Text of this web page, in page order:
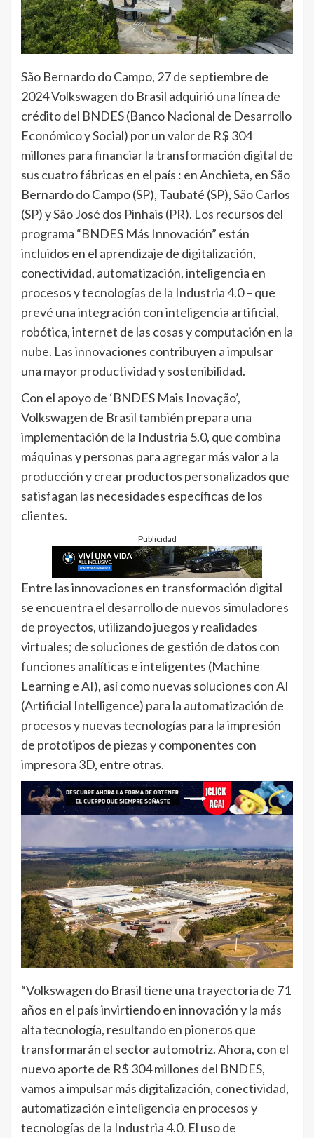
São Bernardo do Campo, 27 de septiembre de
2024 Volkswagen do Brasil adquirió una línea de
crédito del BNDES (Banco Nacional de Desarrollo
Económico y Social) por un valor de R$ 304
millones para financiar la transformación digital de
sus cuatro fábricas en el país : en Anchieta, en São
Bernardo do Campo (SP), Taubaté (SP), São Carlos
(SP) y São José dos Pinhais (PR). Los recursos del
programa “BNDES Más Innovación” están
incluidos en el aprendizaje de digitalización,
conectividad, automatización, inteligencia en
procesos y tecnologías de la Industria 4.0 – que
prevé una integración con inteligencia artificial,
robótica, internet de las cosas y computación en la
nube. Las innovaciones contribuyen a impulsar
una mayor productividad y sostenibilidad.
Con el apoyo de ‘BNDES Mais Inovação’,
Volkswagen de Brasil también prepara una
implementación de la Industria 5.0, que combina
máquinas y personas para agregar más valor a la
producción y crear productos personalizados que
satisfagan las necesidades específicas de los
clientes.
Publicidad
Entre las innovaciones en transformación digital
se encuentra el desarrollo de nuevos simuladores
de proyectos, utilizando juegos y realidades
virtuales; de soluciones de gestión de datos con
funciones analíticas e inteligentes (Machine
Learning e AI), así como nuevas soluciones con AI
(Artificial Intelligence) para la automatización de
procesos y nuevas tecnologías para la impresión
de prototipos de piezas y componentes con
impresora 3D, entre otras.
“Volkswagen do Brasil tiene una trayectoria de 71
años en el país invirtiendo en innovación y la más
alta tecnología, resultando en pioneros que
transformarán el sector automotriz. Ahora, con el
nuevo aporte de R$ 304 millones del BNDES,
vamos a impulsar más digitalización, conectividad,
automatización e inteligencia en procesos y
tecnologías de la Industria 4.0. El uso de